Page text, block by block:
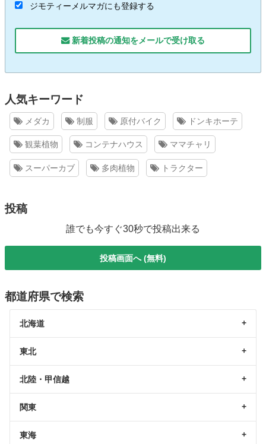
ジモティーメルマガにも登録する
新着投稿の通知をメールで受け取る
人気キーワード
メダカ 制服 原付バイク ドンキホーテ
観葉植物 コンテナハウス ママチャリ
スーパーカブ 多肉植物 トラクター
投稿
誰でも今すぐ30秒で投稿出来る
投稿画面へ (無料)
都道府県で検索
北海道
東北
北陸・甲信越
関東
東海